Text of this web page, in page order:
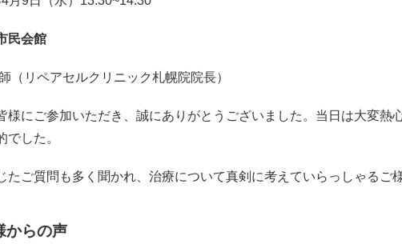
民会館
（リペアセルクリニック札幌院院長）
様にご参加いただき、誠にありがとうございました。当日は大変熱
した。
たご質問も多く聞かれ、治療について真剣に考えていらっしゃるご
からの声